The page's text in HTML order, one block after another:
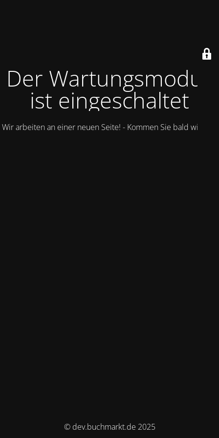
Der Wartungsmodus
ist eingeschaltet
Wir arbeiten an einer neuen Seite! - Kommen Sie bald wieder.
© dev.buchmarkt.de 2025